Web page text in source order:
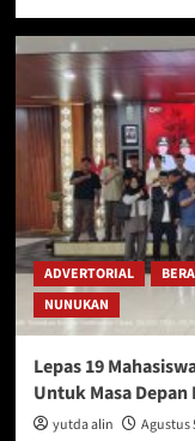
ADVERTORIAL
NUNUKAN
Lepas 19
Untuk Masa Depan
yutda alin Agustus